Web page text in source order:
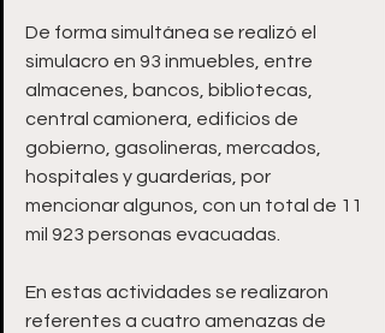
De forma simultánea se realizó el
simulacro en 93 inmuebles, entre
almacenes, bancos, bibliotecas,
central camionera, edificios de
gobierno, gasolineras, mercados,
hospitales y guarderías, por
mencionar algunos, con un total de 11
mil 923 personas evacuadas.
En estas actividades se realizaron
referentes a cuatro amenazas de